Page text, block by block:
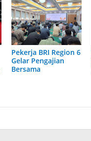
Pekerja BRI Region 6
Gelar Pengajian
Bersama